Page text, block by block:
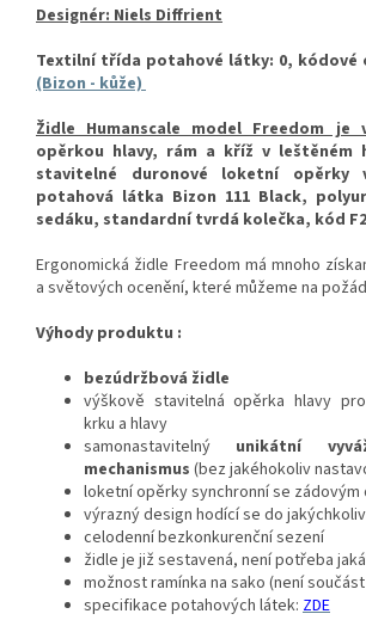
Designér: Niels Diffrient
Textilní třída potahové látky: 0, kódové
(Bizon - kůže)
Židle Humanscale model Freedom je
opěrkou hlavy, rám a kříž v leštěném
stavitelné duronové loketní opěrky
potahová látka Bizon 111 Black,
sedáku, standardní tvrdá kolečka, kód
Ergonomická židle Freedom má mnoho
a světových ocenění, které můžeme na
Výhody produktu :
bezúdržbová židle
výškově stavitelná opěrka hlavy
krku a hlavy
samonastavitelný unikátní
mechanismus (bez jakéhokoliv
loketní opěrky synchronní se zádovým
výrazný design hodící se do
celodenní bezkonkurenční sezení
židle je již sestavená, není potřeba
možnost ramínka na sako (není
specifikace potahových látek: ZDE